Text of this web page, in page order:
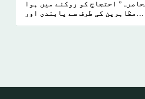
احتجاج کو روکنے میں ہوا
…مظاہرین کی طرف سے پابندی اور